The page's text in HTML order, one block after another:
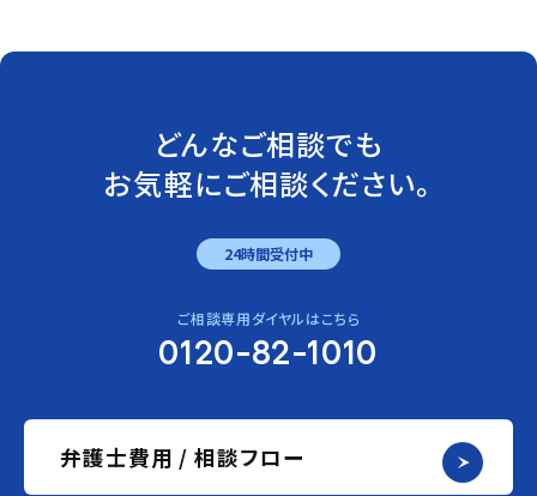
どんなご相談でも
お気軽にご相談ください。
24時間受付中
ご相談専用ダイヤルはこちら
0120-82-1010
弁護士費用 / 相談フロー